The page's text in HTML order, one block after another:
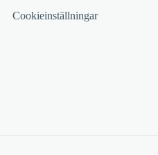
Cookieinställningar